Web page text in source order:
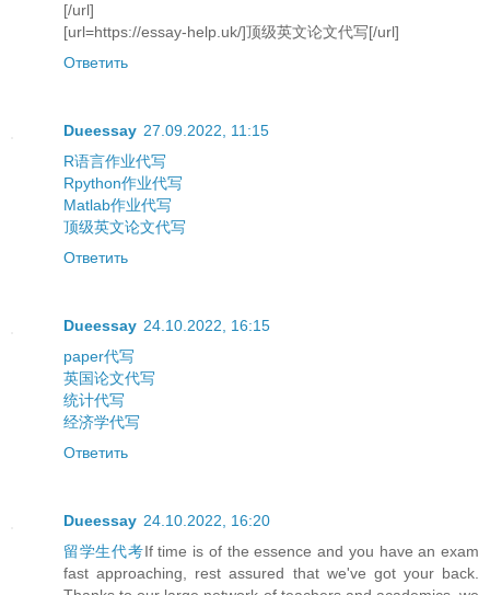
[/url]
[url=https://essay-help.uk/]顶级英文论文代写[/url]
Ответить
Dueessay 27.09.2022, 11:15
R语言作业代写
Rpython作业代写
Matlab作业代写
顶级英文论文代写
Ответить
Dueessay 24.10.2022, 16:15
paper代写
英国论文代写
统计代写
经济学代写
Ответить
Dueessay 24.10.2022, 16:20
留学生代考If time is of the essence and you have an exam
fast approaching, rest assured that we've got your back.